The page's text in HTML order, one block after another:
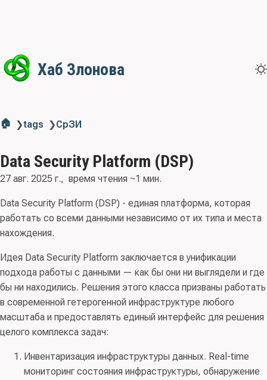
Хаб Злонова
🏠 ❯tags ❯СрЗИ
Data Security Platform (DSP)
27 авг. 2025 г. время чтения ~1 мин.
Data Security Platform (DSP) - единая платформа, которая
работать со всеми данными независимо от их типа и места
нахождения.
Идея Data Security Platform заключается в унификации
подхода работы с данными — как бы они ни выглядели и где
бы ни находились. Решения этого класса призваны работать
в современной гетерогенной инфраструктуре любого
масштаба и предоставлять единый интерфейс для решения
целого комплекса задач:
Инвентаризация инфраструктуры данных. Real-time
мониторинг состояния инфраструктуры, обнаружение